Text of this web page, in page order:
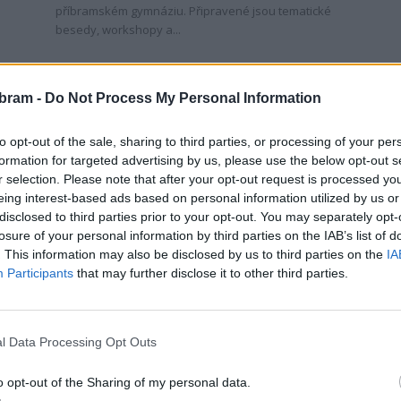
- Do Not Process My Personal Information
opt-out of the sale, sharing to third parties, or processing of your
for targeted advertising by us, please use the below opt-out
selection. Please note that after your opt-out request is processed
interest-based ads based on personal information utilized by us
to third parties prior to your opt-out. You may separately
of your personal information by third parties on the IAB’s list of
This information may also be disclosed by us to third parties on the
Participants that may further disclose it to other third parties.
Data Processing Opt Outs
opt-out of the Sharing of my personal data.
příbramském gymnáziu. Připravené jsou tematické
besedy, workshopy a...
Nezařazené
Vzpomínka na 17. listopad 1989
v Příbrami
redakce - 17. 11. 2020 0
listopadu 1939 nacisty. Na listopadové události roku